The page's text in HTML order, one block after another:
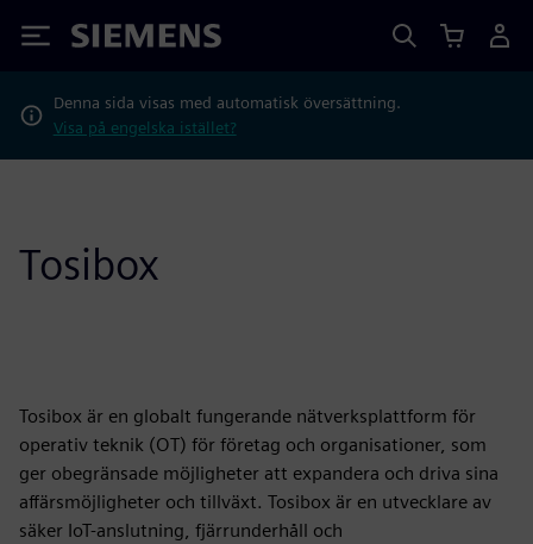
Siemens
Denna sida visas med automatisk översättning.
Visa på engelska istället?
Tosibox
Tosibox är en globalt fungerande nätverksplattform för
operativ teknik (OT) för företag och organisationer, som
ger obegränsade möjligheter att expandera och driva sina
affärsmöjligheter och tillväxt. Tosibox är en utvecklare av
säker IoT-anslutning, fjärrunderhåll och